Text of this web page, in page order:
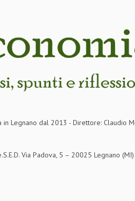
Legnano dal 2013 - Direttore: Claudio
Via Padova, 5 – 20025 Legnano